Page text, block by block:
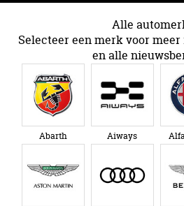
Alle
Selecteer een merk voor
en alle
Abarth Aiways